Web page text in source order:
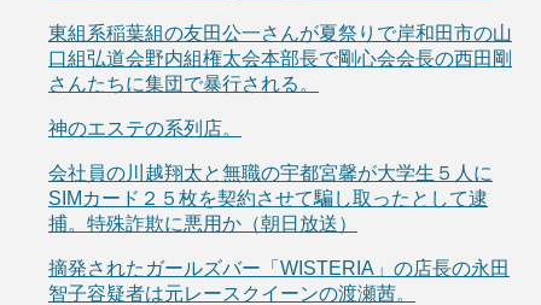
東組系稲葉組の友田公一さんが夏祭りで岸和田市の山
口組弘道会野内組権太会本部長で剛心会会長の西田剛
さんたちに集団で暴行される。
神のエステの系列店。
会社員の川越翔太と無職の宇都宮馨が大学生５人に
SIMカード２５枚を契約させて騙し取ったとして逮
捕。特殊詐欺に悪用か（朝日放送）
摘発されたガールズバー「WISTERIA」の店長の永田
智子容疑者は元レースクイーンの渡瀬茜。